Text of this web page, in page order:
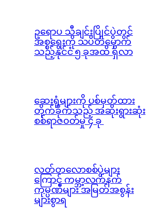
ဥရောပ သီချင်းပြိုင်ပွဲတွင်
အစ္စရေးကို သပိတ်မှောက်
သည့်နိုင်ငံ ၅ ခုအထိ ရှိလာ
ဆေးရုံများကို ပစ်မှတ်ထား
တိုက်ခိုက်သည့် အဆိုးရွားဆုံး
စစ်ရာဇ၀တ်မှု ၄ ခု
လတ်တလောစစ်ပွဲများ
ကြောင့် ကမ္ဘာ့လက်နက်
ကုမ္ပဏီများ အမြတ်အစွန်း
များစွာရ